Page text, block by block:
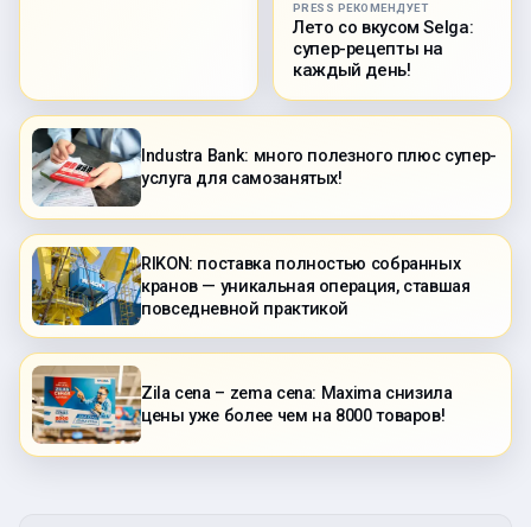
PRESS РЕКОМЕНДУЕТ
Лето со вкусом Selga:
супер-рецепты на
каждый день!
Industra Bank: много полезного плюс супер-
услуга для самозанятых!
RIKON: поставка полностью собранных
кранов — уникальная операция, ставшая
повседневной практикой
Zila cena – zema cena: Maxima снизила
цены уже более чем на 8000 товаров!